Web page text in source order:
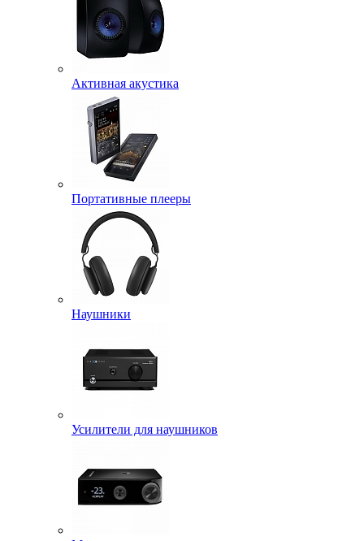
Активная акустика
Портативные плееры
Наушники
Усилители для наушников